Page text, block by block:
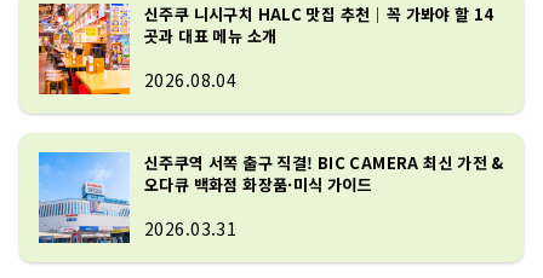
신주쿠 니시구치 HALC 맛집 추천｜꼭 가봐야 할 14
곳과 대표 메뉴 소개
2026.08.04
신주쿠역 서쪽 출구 직결! BIC CAMERA 최신 가전 &
오다큐 백화점 화장품·미식 가이드
2026.03.31